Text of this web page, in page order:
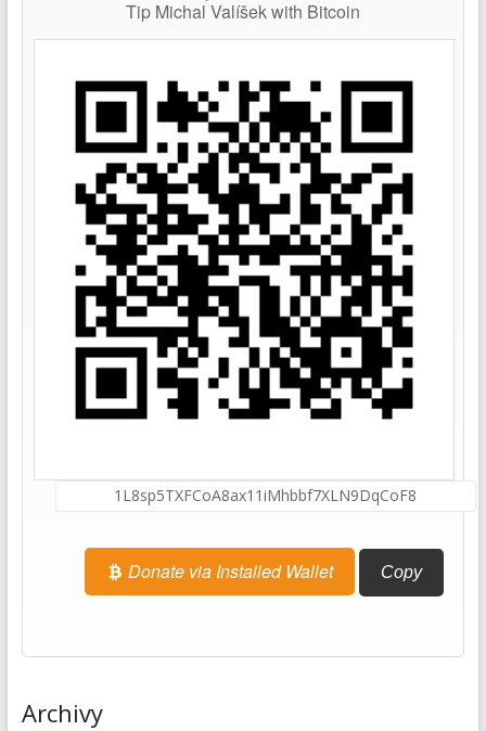
Tip Michal Valíšek with Bitcoin
Donate via Installed Wallet Copy
Archivy